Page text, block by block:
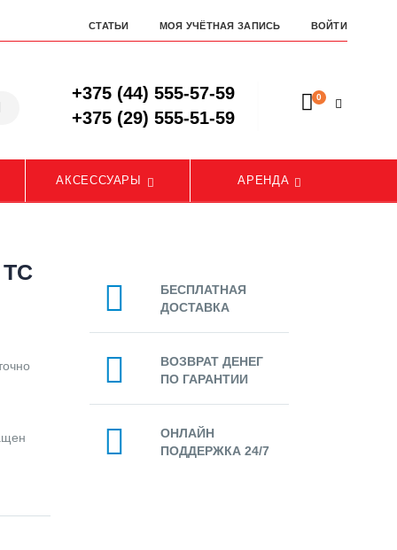
СТАТЬИ МОЯ УЧЁТНАЯ ЗАПИСЬ ВОЙТИ
+375 (44) 555-57-59
+375 (29) 555-51-59
0
АКСЕССУАРЫ АРЕНДА
БЕСПЛАТНАЯ
ДОСТАВКА
ВОЗВРАТ ДЕНЕГ
ПО ГАРАНТИИ
ОНЛАЙН
ПОДДЕРЖКА 24/7